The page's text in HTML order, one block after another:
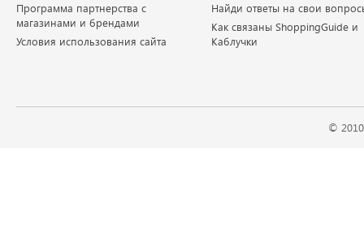
Программа партнерства с
магазинами и брендами
Условия использования сайта
Найди ответы на свои
Как связаны ShoppingGuide и
Каблучки
©